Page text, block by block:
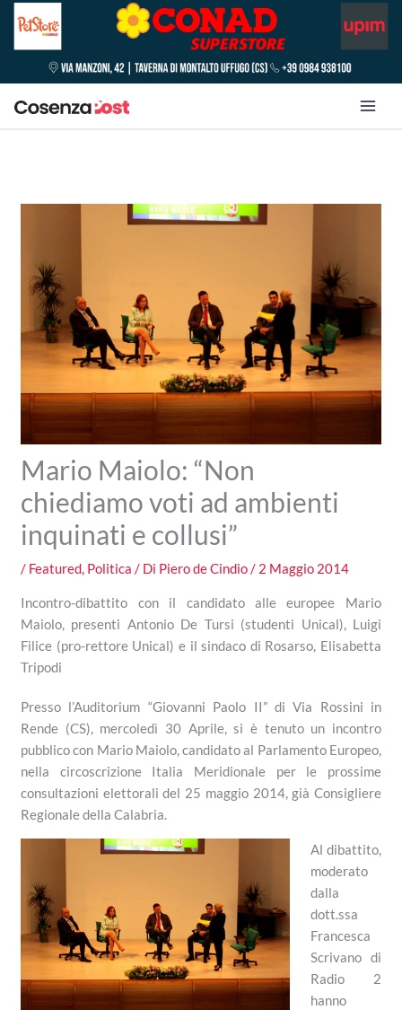
Mario Maiolo: “Non
chiediamo voti ad ambienti
inquinati e collusi”
/ Featured, Politica / Di Piero de Cindio/ 2 Maggio 2014
Incontro-dibattito con il candidato alle europee Mario
Maiolo, presenti Antonio De Tursi (studenti Unical), Luigi
Filice (pro-rettore Unical) e il sindaco di Rosarso, Elisabetta
Tripodi
Presso l’Auditorium “Giovanni Paolo II” di Via Rossini in
Rende (CS), mercoledì 30 Aprile, si è tenuto un incontro
pubblico con Mario Maiolo, candidato al Parlamento Europeo,
nella circoscrizione Italia Meridionale per le prossime
consultazioni elettorali del 25 maggio 2014, già Consigliere
Regionale della Calabria.
Al dibattito,
moderato
dalla
dott.ssa
Francesca
Scrivano di
Radio 2
hanno